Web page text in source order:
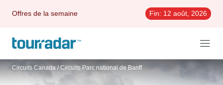
Offres de la semaine Fin: 12 août, 2026
Circuits Canada / Circuits Parc national de Banff